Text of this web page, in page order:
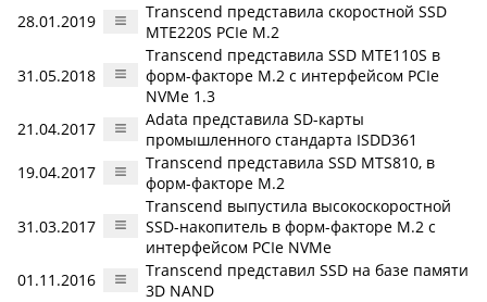
28.01.2019
Transcend представила скоростной SSD
MTE220S PCIe M.2
31.05.2018
Transcend представила SSD MTE110S в
форм-факторе M.2 с интерфейсом PCIe
NVMe 1.3
21.04.2017
Adata представила SD-карты
промышленного стандарта ISDD361
19.04.2017
Transcend представила SSD MTS810, в
форм-факторе M.2
31.03.2017
Transcend выпустила высокоскоростной
SSD-накопитель в форм-факторе M.2 с
интерфейсом PCIe NVMe
01.11.2016
Transcend представил SSD на базе памяти
3D NAND